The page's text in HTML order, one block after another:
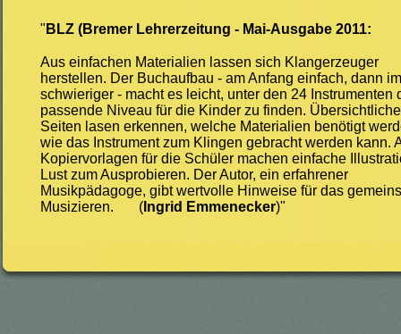
" BLZ (Bremer Lehrerzeitung - Mai-Ausgabe 2011:
Aus einfachen Materialien lassen sich Klangerzeuger
herstellen. Der Buchaufbau - am Anfang einfach, dann
schwieriger - macht es leicht, unter den 24 Instrumenten
passende Niveau für die Kinder zu finden. Übersichtliche
Seiten lasen erkennen, welche Materialien benötigt
wie das Instrument zum Klingen gebracht werden kann.
Kopiervorlagen für die Schüler machen einfache
Lust zum Ausprobieren. Der Autor, ein erfahrener
Musikpädagoge, gibt wertvolle Hinweise für das
Musizieren. ( Ingrid Emmenecker)"